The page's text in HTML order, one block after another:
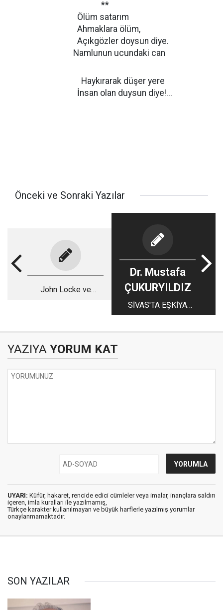
**
Ölüm satarım
Ahmaklara ölüm,
Açıkgözler doysun diye.
Namlunun ucundaki can
Haykırarak düşer yere
İnsan olan duysun diye!...
Önceki ve Sonraki Yazılar
John Locke ve
Dr. Mustafa
ÇUKURYILDIZ
SİVAS'TA EŞKİYA
UYUMAMIŞTI
YAZIYA YORUM KAT
UYARI: Küfür, hakaret, rencide edici cümleler veya imalar, inançlara saldırı
içeren, imla kuralları ile yazılmamış,
Türkçe karakter kullanılmayan ve büyük harflerle yazılmış yorumlar
onaylanmamaktadır.
SON YAZILAR